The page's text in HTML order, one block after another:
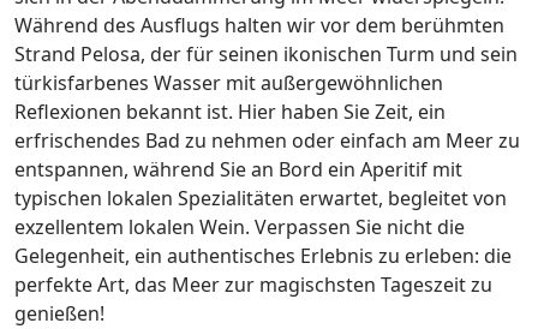
Während des Ausflugs halten wir vor dem berühmten
Strand Pelosa, der für seinen ikonischen Turm und sein
türkisfarbenes Wasser mit außergewöhnlichen
Reflexionen bekannt ist. Hier haben Sie Zeit, ein
erfrischendes Bad zu nehmen oder einfach am Meer zu
entspannen, während Sie an Bord ein Aperitif mit
typischen lokalen Spezialitäten erwartet, begleitet von
exzellentem lokalen Wein. Verpassen Sie nicht die
Gelegenheit, ein authentisches Erlebnis zu erleben: die
perfekte Art, das Meer zur magischsten Tageszeit zu
genießen!